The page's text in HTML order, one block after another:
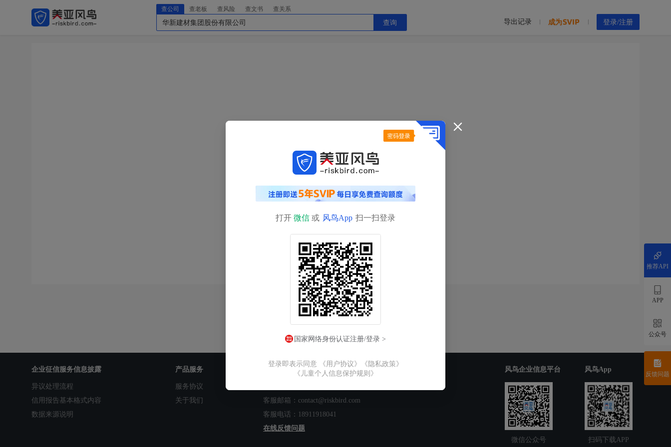
查公司 查老板 查风险 查文书 查关系
查询 导出记录 成为 登录/注册
明日0点自动恢复查询额度
如需立即查询，请充值获取更多查询额度>>
企业征信服务信息披露
异议处理流程
信用报告基本格式内容
数据来源说明
产品服务
服务协议
关于我们
联系我们
客服邮箱：contact@riskbird.com
客服电话：18911918041
在线反馈问题
风鸟企业信息平台
微信公众号
风鸟App
扫码下载APP
推荐API
APP
公众号
反馈问题
打开 微信 或 风鸟App 扫一扫登录
国家网络身份认证注册/登录 >
登录即表示同意 《用户协议》
《隐私政策》
《儿童个人信息保护规则》